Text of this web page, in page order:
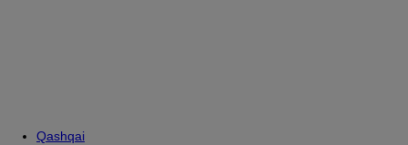
Qashqai